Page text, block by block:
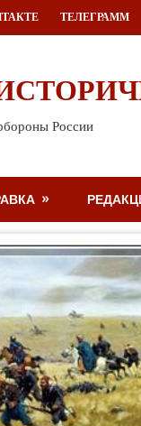
ТЕЛЕГРАММ
России